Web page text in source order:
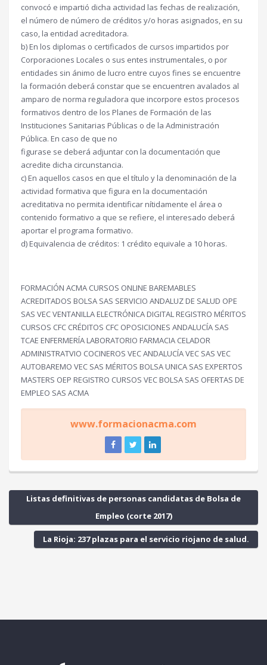
convocó e impartió dicha actividad las fechas de realización,
el número de número de créditos y/o horas asignados, en su
caso, la entidad acreditadora.
b) En los diplomas o certificados de cursos impartidos por
Corporaciones Locales o sus entes instrumentales, o por
entidades sin ánimo de lucro entre cuyos fines se encuentre
la formación deberá constar que se encuentren avalados al
amparo de norma reguladora que incorpore estos procesos
formativos dentro de los Planes de Formación de las
Instituciones Sanitarias Públicas o de la Administración
Pública. En caso de que no
figurase se deberá adjuntar con la documentación que
acredite dicha circunstancia.
c) En aquellos casos en que el título y la denominación de la
actividad formativa que figura en la documentación
acreditativa no permita identificar nítidamente el área o
contenido formativo a que se refiere, el interesado deberá
aportar el programa formativo.
d) Equivalencia de créditos: 1 crédito equivale a 10 horas.
FORMACIÓN ACMA CURSOS ONLINE BAREMABLES
ACREDITADOS BOLSA SAS SERVICIO ANDALUZ DE SALUD OPE
SAS VEC VENTANILLA ELECTRÓNICA DIGITAL REGISTRO MÉRITOS
CURSOS CFC CRÉDITOS CFC OPOSICIONES ANDALUCÍA SAS
TCAE ENFERMERÍA LABORATORIO FARMACIA CELADOR
ADMINISTRATVIO COCINEROS VEC ANDALUCÍA VEC SAS VEC
AUTOBAREMO VEC SAS MÉRITOS BOLSA UNICA SAS EXPERTOS
MASTERS OEP REGISTRO CURSOS VEC BOLSA SAS OFERTAS DE
EMPLEO SAS ACMA
www.formacionacma.com
Listas definitivas de personas candidatas de Bolsa de
Empleo (corte 2017)
La Rioja: 237 plazas para el servicio riojano de salud.